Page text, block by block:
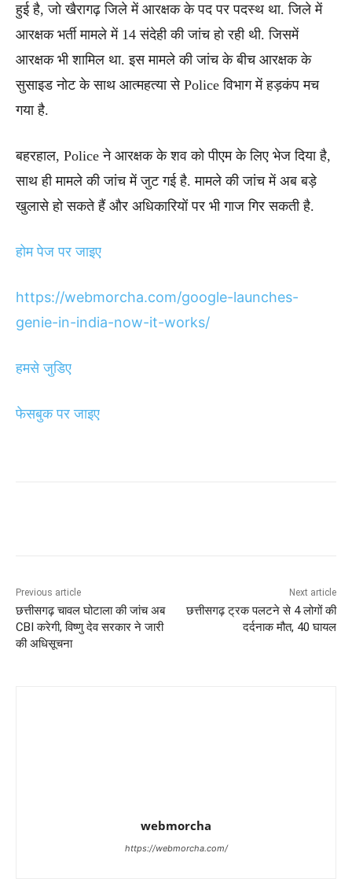
हुई है, जो खैरागढ़ जिले में आरक्षक के पद पर पदस्थ था. जिले में
आरक्षक भर्ती मामले में 14 संदेही की जांच हो रही थी. जिसमें
आरक्षक भी शामिल था. इस मामले की जांच के बीच आरक्षक के
सुसाइड नोट के साथ आत्महत्या से Police विभाग में हड़कंप मच
गया है.
बहरहाल, Police ने आरक्षक के शव को पीएम के लिए भेज दिया है,
साथ ही मामले की जांच में जुट गई है. मामले की जांच में अब बड़े
खुलासे हो सकते हैं और अधिकारियों पर भी गाज गिर सकती है.
होम पेज पर जाइए
https://webmorcha.com/google-launches-
genie-in-india-now-it-works/
हमसे जुडिए
फेसबुक पर जाइए
Previous article
छत्तीसगढ़ चावल घोटाला की जांच अब
CBI करेगी, विष्णु देव सरकार ने जारी
की अधिसूचना
Next article
छत्तीसगढ़ ट्रक पलटने से 4 लोगों की
दर्दनाक मौत, 40 घायल
webmorcha
https://webmorcha.com/